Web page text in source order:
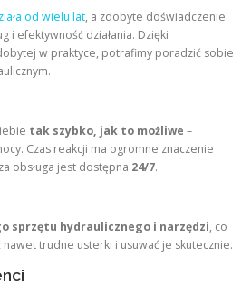
od wielu lat, a zdobyte doświadczenie
i efektywność działania. Dzięki
w praktyce, potrafimy poradzić sobie
tak szybko, jak to możliwe –
Czas reakcji ma ogromne znaczenie
obsługa jest dostępna 24/7.
sprzętu hydraulicznego i narzędzi, co
trudne usterki i usuwać je skutecznie.